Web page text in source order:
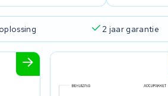
2 jaar garantie